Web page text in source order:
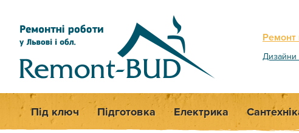
Ремонт
Дизайни
Під ключ Підготовка Електрика